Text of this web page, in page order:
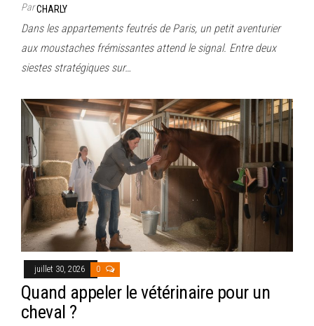
ParCHARLY
Dans les appartements feutrés de Paris, un petit aventurier
aux moustaches frémissantes attend le signal. Entre deux
siestes stratégiques sur…
juillet 30, 2026 0
Quand appeler le vétérinaire pour un
cheval ?